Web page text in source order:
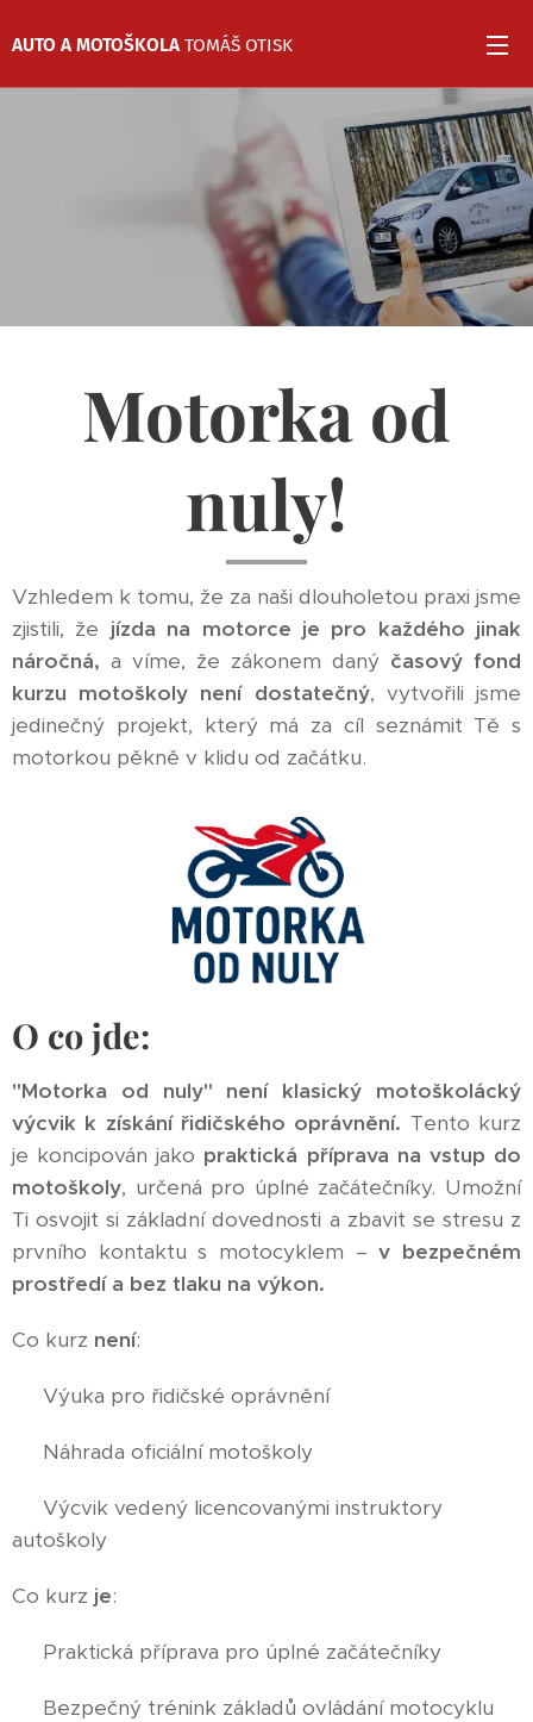
AUTO A MOTOŠKOLA TOMÁŠ OTISK
Motorka od
nuly!
Vzhledem k tomu, že za naši dlouholetou praxi jsme
zjistili, že jízda na motorce je pro každého jinak
náročná, a víme, že zákonem daný časový fond
kurzu motoškoly není dostatečný, vytvořili jsme
jedinečný projekt, který má za cíl seznámit Tě s
motorkou pěkně v klidu od začátku.
O co jde:
"Motorka od nuly" není klasický motoškolácký
výcvik k získání řidičského oprávnění. Tento kurz
je koncipován jako praktická příprava na vstup do
motoškoly, určená pro úplné začátečníky. Umožní
Ti osvojit si základní dovednosti a zbavit se stresu z
prvního kontaktu s motocyklem –v bezpečném
prostředí a bez tlaku na výkon.
Co kurz není:
🚫 Výuka pro řidičské oprávnění
🚫 Náhrada oficiální motoškoly
🚫 Výcvik vedený licencovanými instruktory
autoškoly
Co kurz je:
✅ Praktická příprava pro úplné začátečníky
✅ Bezpečný trénink základů ovládání motocyklu